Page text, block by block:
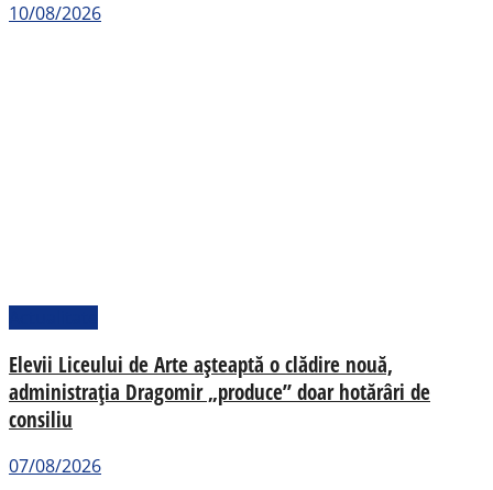
10/08/2026
Elevii Liceului de Arte așteaptă o clădire nouă,
administrația Dragomir „produce” doar hotărâri de
consiliu
07/08/2026